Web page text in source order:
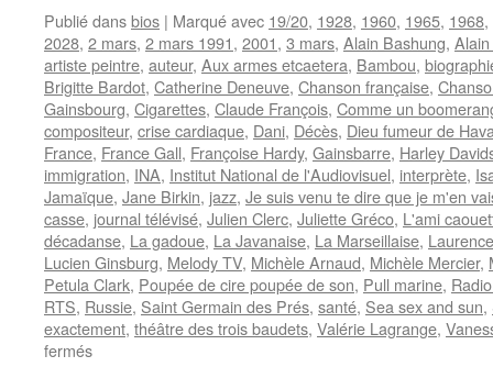
Publié dansbios | Marqué avec 19/20, 1928, 1960, 1965, 1968,
2028, 2 mars, 2 mars 1991, 2001, 3 mars, Alain Bashung,
artiste peintre, auteur, Aux armes etcaetera, Bambou,
Brigitte Bardot, Catherine Deneuve, Chanson française,
Gainsbourg, Cigarettes, Claude François, Comme un
compositeur, crise cardiaque, Dani, Décès, Dieu fumeur de
France, France Gall, Françoise Hardy, Gainsbarre, Harley
immigration, INA, Institut National de l'Audiovisuel, interprète,
Jamaïque, Jane Birkin, jazz, Je suis venu te dire que je m'en
casse, journal télévisé, Julien Clerc, Juliette Gréco, L'ami
décadanse, La gadoue, La Javanaise, La Marseillaise,
Lucien Ginsburg, Melody TV, Michèle Arnaud, Michèle Mercier,
Petula Clark, Poupée de cire poupée de son, Pull marine,
RTS, Russie, Saint Germain des Prés, santé, Sea sex and sun,
exactement, théâtre des trois baudets, Valérie Lagrange,
ferméssur